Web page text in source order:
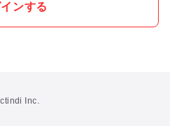
ンする
Inc.